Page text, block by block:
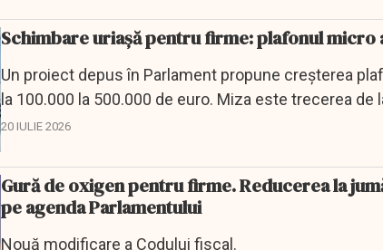
Schimbare uriașă pentru firme: plafonul
Un proiect depus în Parlament propune creșterea
la 100.000 la 500.000 de euro. Miza este trecerea
1% pe venituri.
20 IULIE 2026
Gură de oxigen pentru firme. Reducerea la
pe agenda Parlamentului
Nouă modificare a Codului fiscal.